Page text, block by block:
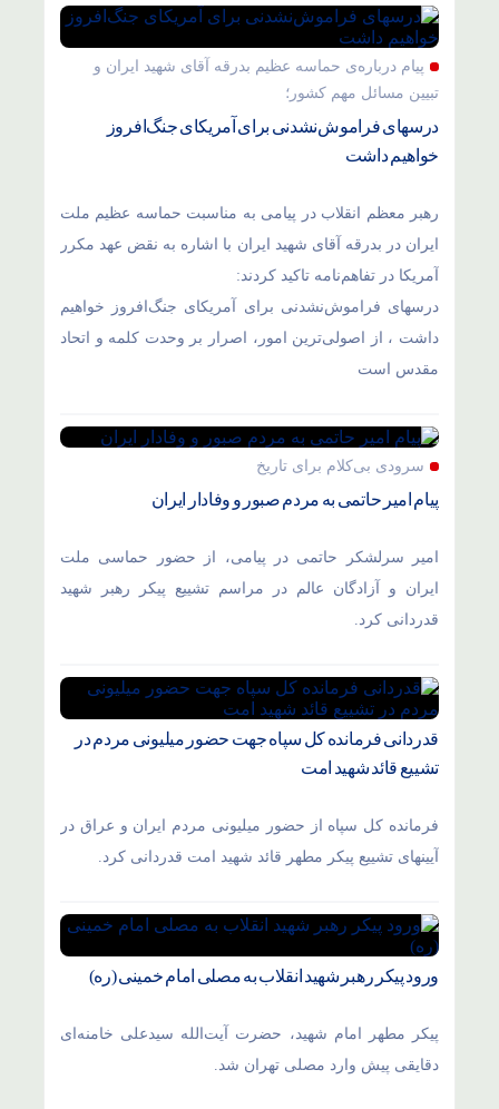
پیام درباره‌ی حماسه عظیم بدرقه آقای شهید ایران و
تبیین مسائل مهم کشور؛
درسهای فراموش‌نشدنی برای آمریکای جنگ‌افروز
خواهیم داشت
رهبر معظم انقلاب در پیامی به مناسبت حماسه عظیم ملت
ایران در بدرقه آقای شهید ایران با اشاره به نقض عهد مکرر
آمریکا در تفاهم‌نامه تاکید کردند:
درسهای فراموش‌نشدنی برای آمریکای جنگ‌افروز خواهیم
داشت ، از اصولی‌ترین امور، اصرار بر وحدت کلمه و اتحاد
مقدس است
سرودی بی‌کلام برای تاریخ
پیام امیر حاتمی به مردم صبور و وفادار ایران
امیر سرلشکر حاتمی در پیامی، از حضور حماسی ملت
ایران و آزادگان عالم در مراسم تشییع پیکر رهبر شهید
قدردانی کرد.
قدردانی فرمانده کل سپاه جهت حضور میلیونی مردم در
تشییع قائد شهید امت
فرمانده کل سپاه از حضور میلیونی مردم ایران و عراق در
آیینهای تشییع پیکر مطهر قائد شهید امت قدردانی کرد.
ورود پیکر رهبر شهید انقلاب به مصلی امام خمینی (ره)
پیکر مطهر امام شهید،‌ حضرت آیت‌الله سیدعلی خامنه‌ای
دقایقی پیش وارد مصلی تهران شد.